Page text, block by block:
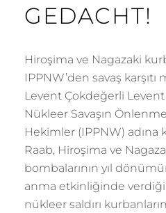
GEDACHT!
Hiroşima ve Nagazaki
IPPNW’den savaş karşıtı
Levent Çokdeğerli
Nükleer Savaşın
Hekimler (IPPNW) adına
Raab, Hiroşima ve
bombalarının yıl
anma etkinliğinde verdiği
nükleer saldırı